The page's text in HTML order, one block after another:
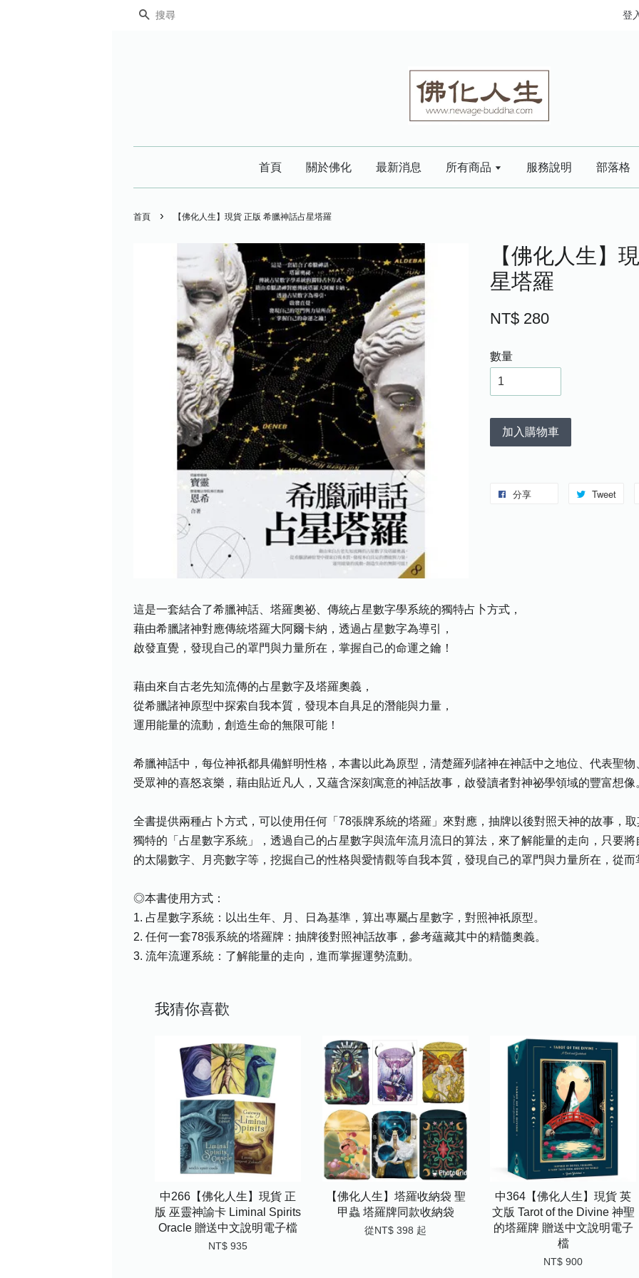
搜尋 登
首頁 關於佛化 最新消息 所有商品 服務說明 部落格
首頁 › 【佛化人生】現貨 正版 希臘神話占星塔羅
【佛化人生】
星塔羅
NT$ 280
數量
加入購物車
分享 Tweet
這是一套結合了希臘神話、塔羅奧祕、傳統占星數字學系統的獨特占卜方式，
藉由希臘諸神對應傳統塔羅大阿爾卡納，透過占星數字為導引，
啟發直覺，發現自己的罩門與力量所在，掌握自己的命運之鑰！
藉由來自古老先知流傳的占星數字及塔羅奧義，
從希臘諸神原型中探索自我本質，發現本自具足的潛能與力量，
運用能量的流動，創造生命的無限可能！
希臘神話中，每位神祇都具備鮮明性格，本書以此為原型，清楚羅列諸神在神話中之地位、代表聖
受眾神的喜怒哀樂，藉由貼近凡人，又蘊含深刻寓意的神話故事，啟發讀者對神祕學領域的豐富想像
全書提供兩種占卜方式，可以使用任何「78張牌系統的塔羅」來對應，抽牌以後對照天神的故事，
獨特的「占星數字系統」，透過自己的占星數字與流年流月流日的算法，來了解能量的走向，只要
的太陽數字、月亮數字等，挖掘自己的性格與愛情觀等自我本質，發現自己的罩門與力量所在，從而
◎本書使用方式：
1. 占星數字系統：以出生年、月、日為基準，算出專屬占星數字，對照神祇原型。
2. 任何一套78張系統的塔羅牌：抽牌後對照神話故事，參考蘊藏其中的精髓奧義。
3. 流年流運系統：了解能量的走向，進而掌握運勢流動。
我猜你喜歡
中266【佛化人生】現貨 正
版 巫靈神諭卡 Liminal Spirits
Oracle 贈送中文說明電子檔
NT$ 935
【佛化人生】塔羅收納袋 聖
甲蟲 塔羅牌同款收納袋
從NT$ 398 起
中364【佛化人生】現貨 英
文版 Tarot of the Divine 神聖
的塔羅牌 贈送中文說明電子
檔
NT$ 900